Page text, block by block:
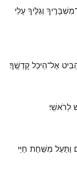
וְגַלֶּיךָ עָלַי
אֶל־הֵיכַל קׇדְשֶֽׁךָ׃
לְרֹאשִֽׁי׃
וַתַּעַל מִשַּׁחַת חַיַּי